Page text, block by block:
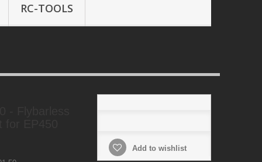
RC-TOOLS
Add to wishlist